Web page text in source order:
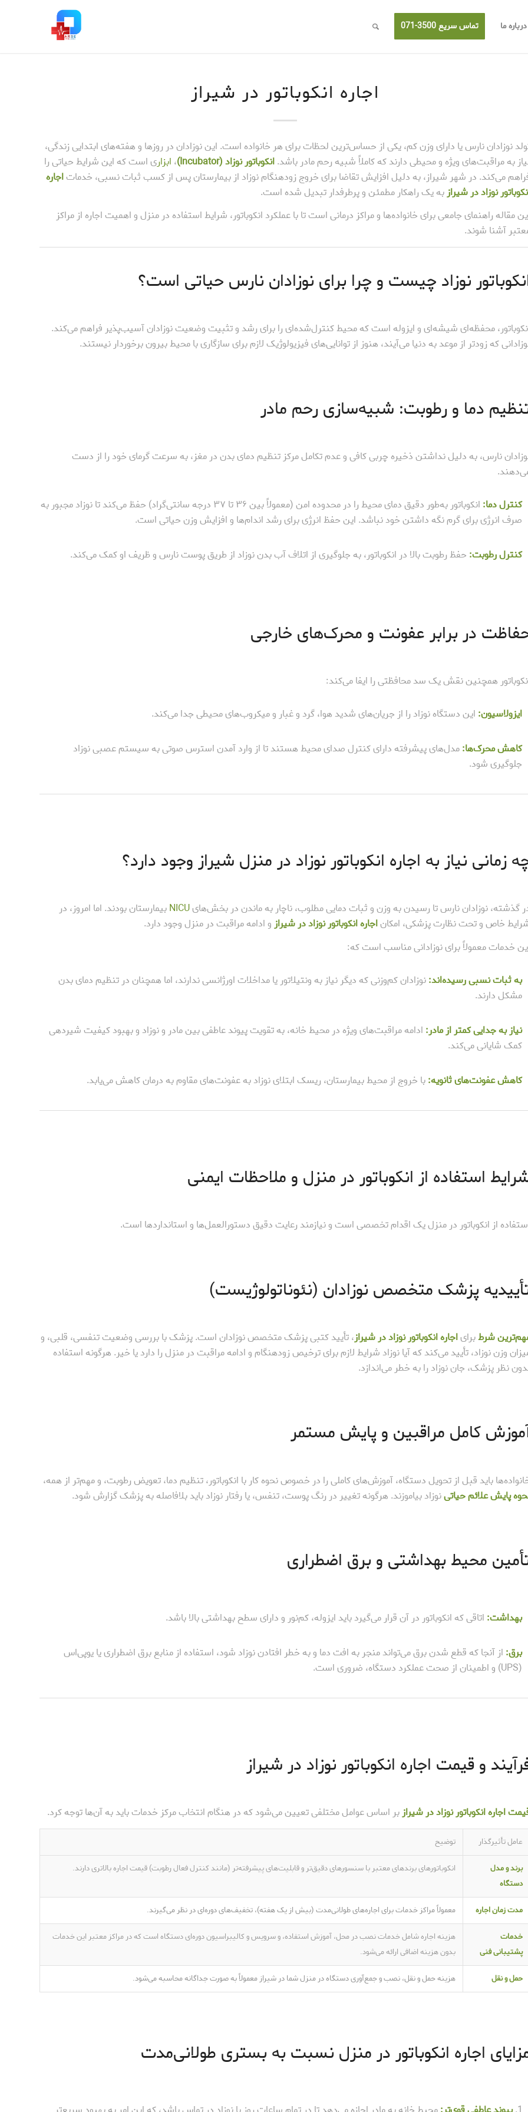
درباره ما تماس سریع 3500-071
اجاره انکوباتور در شیراز
نوزادان نارس یا دارای وزن کم، یکی از حساس‌ترین لحظات برای هر خانواده است. این نوزادان در روزها و هفته‌های ابتدایی زندگی،
به مراقبت‌های ویژه و محیطی دارند که کاملاً شبیه رحم مادر باشد.انکوباتور نوزاد (Incubator) ، ابزاری است که این شرایط حیاتی را
می‌کند. در شهر شیراز، به دلیل افزایش تقاضا برای خروج زودهنگام نوزاد از بیمارستان پس از کسب ثبات نسبی، خدماتاجاره
نوزاد در شیرازبه یک راهکار مطمئن و پرطرفدار تبدیل شده است.
مقاله راهنمای جامعی برای خانواده‌ها و مراکز درمانی است تا با عملکرد انکوباتور، شرایط استفاده در منزل و اهمیت اجاره از مراکز
آشنا شوند.
نوزاد چیست و چرا برای نوزادان نارس حیاتی است؟
محفظه‌ای شیشه‌ای و ایزوله است که محیط کنترل‌شده‌ای را برای رشد و تثبیت وضعیت نوزادان آسیب‌پذیر فراهم می‌کند.
که زودتر از موعد به دنیا می‌آیند، هنوز از توانایی‌های فیزیولوژیک لازم برای سازگاری با محیط بیرون برخوردار نیستند.
دما و رطوبت: شبیه‌سازی رحم مادر
نارس، به دلیل نداشتن ذخیره چربی کافی و عدم تکامل مرکز تنظیم دمای بدن در مغز، به سرعت گرمای خود را از دست
کنترل دما:
انکوباتور به‌طور دقیق دمای محیط را در محدوده امن (معمولاً بین ۳۶ تا ۳۷ درجه سانتی‌گراد) حفظ می‌کند تا نوزاد مجبور به
صرف انرژی برای گرم نگه داشتن خود نباشد. این حفظ انرژی برای رشد اندام‌ها و افزایش وزن حیاتی است.
کنترل رطوبت: حفظ رطوبت بالا در انکوباتور، به جلوگیری از اتلاف آب بدن نوزاد از طریق پوست نارس و ظریف او کمک می‌کند.
در برابر عفونت و محرک‌های خارجی
همچنین نقش یک سد محافظتی را ایفا می‌کند:
ایزولاسیون: این دستگاه نوزاد را از جریان‌های شدید هوا، گرد و غبار و میکروب‌های محیطی جدا می‌کند.
کاهش محرک‌ها:مدل‌های پیشرفته دارای کنترل صدای محیط هستند تا از وارد آمدن استرس صوتی به سیستم عصبی نوزاد
جلوگیری شود.
زمانی نیاز به اجاره انکوباتور نوزاد در منزل شیراز وجود دارد؟
گذشته، نوزادان نارس تا رسیدن به وزن و ثبات دمایی مطلوب، ناچار به ماندن در بخش‌هایNICUبیمارستان بودند. اما امروز، در
خاص و تحت نظارت پزشکی، امکاناجاره انکوباتور نوزاد در شیرازو ادامه مراقبت در منزل وجود دارد.
خدمات معمولاً برای نوزادانی مناسب است که:
به ثبات نسبی رسیده‌اند:نوزادان کم‌وزنی که دیگر نیاز به ونتیلاتور یا مداخلات اورژانسی ندارند، اما همچنان در تنظیم دمای بدن
مشکل دارند.
نیاز به جدایی کمتر از مادر: ادامه مراقبت‌های ویژه در محیط خانه، به تقویت پیوند عاطفی بین مادر و نوزاد و بهبود کیفیت شیردهی
کمک شایانی می‌کند.
کاهش عفونت‌های ثانویه:با خروج از محیط بیمارستان، ریسک ابتلای نوزاد به عفونت‌های مقاوم به درمان کاهش می‌یابد.
استفاده از انکوباتور در منزل و ملاحظات ایمنی
از انکوباتور در منزل یک اقدام تخصصی است و نیازمند رعایت دقیق دستورالعمل‌ها و استانداردها است.
پزشک متخصص نوزادان (نئوناتولوژیست)
شرطبرایاجاره انکوباتور نوزاد در شیراز، تأیید کتبی پزشک متخصص نوزادان است. پزشک با بررسی وضعیت تنفسی، قلبی، و
وزن نوزاد، تأیید می‌کند که آیا نوزاد شرایط لازم برای ترخیص زودهنگام و ادامه مراقبت در منزل را دارد یا خیر. هرگونه استفاده
نظر پزشک، جان نوزاد را به خطر می‌اندازد.
کامل مراقبین و پایش مستمر
باید قبل از تحویل دستگاه، آموزش‌های کاملی را در خصوص نحوه کار با انکوباتور، تنظیم دما، تعویض رطوبت، و مهم‌تر از همه،
پایش علائم حیاتینوزاد بیاموزند. هرگونه تغییر در رنگ پوست، تنفس، یا رفتار نوزاد باید بلافاصله به پزشک گزارش شود.
محیط بهداشتی و برق اضطراری
بهداشت: اتاقی که انکوباتور در آن قرار می‌گیرد باید ایزوله، کم‌نور و دارای سطح بهداشتی بالا باشد.
برق: از آنجا که قطع شدن برق می‌تواند منجر به افت دما و به خطر افتادن نوزاد شود، استفاده از منابع برق اضطراری یا یو‌پی‌اس
(UPS) و اطمینان از صحت عملکرد دستگاه، ضروری است.
و قیمت اجاره انکوباتور نوزاد در شیراز
اجاره انکوباتور نوزاد در شیرازبر اساس عوامل مختلفی تعیین می‌شود که در هنگام انتخاب مرکز خدمات باید به آن‌ها توجه کرد.
عامل تأثیرگذار توضیح
برند و مدل
دستگاه
انکوباتورهای برندهای معتبر با سنسورهای دقیق‌تر و قابلیت‌های پیشرفته‌تر (مانند کنترل فعال رطوبت) قیمت اجاره بالاتری دارند.
مدت زمان اجاره معمولاً مراکز خدمات برای اجاره‌های طولانی‌مدت (بیش از یک هفته)، تخفیف‌های دوره‌ای در نظر می‌گیرند.
خدمات
پشتیبانی فنی
هزینه اجاره شامل خدمات نصب در محل، آموزش استفاده، و سرویس و کالیبراسیون دوره‌ای دستگاه است که در مراکز معتبر این خدمات
بدون هزینه اضافی ارائه می‌شود.
حمل و نقل هزینه حمل و نقل، نصب و جمع‌آوری دستگاه در منزل شما در شیراز معمولاً به صورت جداگانه محاسبه می‌شود.
اجاره انکوباتور در منزل نسبت به بستری طولانی‌مدت